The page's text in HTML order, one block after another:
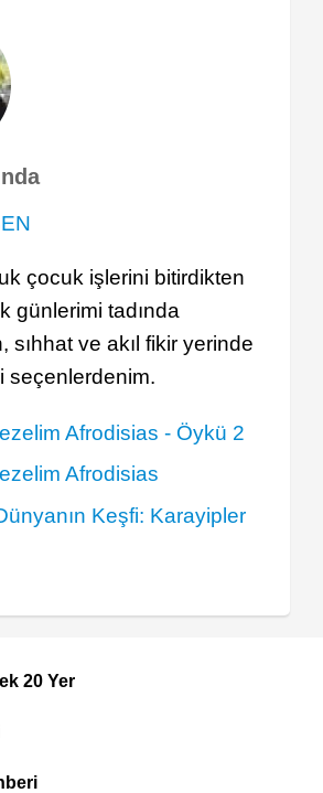
çocuk işlerini bitirdikten
günlerimi tadında
sıhhat ve akıl fikir yerinde
seçenlerdenim.
Afrodisias - Öykü 2
Afrodisias
Keşfi: Karayipler
20 Yer